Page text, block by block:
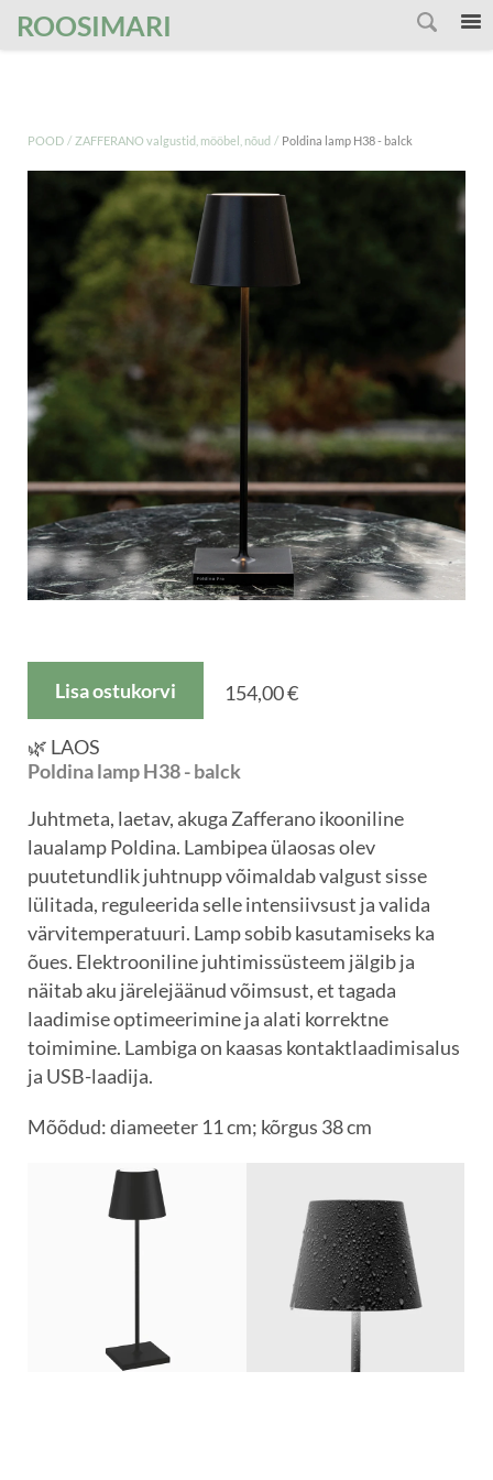
ROOSIMARI
POOD / ZAFFERANO valgustid, mööbel, nõud / Poldina lamp H38 - balck
Lisa ostukorvi 154,00 €
🌿 LAOS
Poldina lamp H38 - balck
Juhtmeta, laetav, akuga Zafferano ikooniline
laualamp Poldina. Lambipea ülaosas olev
puutetundlik juhtnupp võimaldab valgust sisse
lülitada, reguleerida selle intensiivsust ja valida
värvitemperatuuri. Lamp sobib kasutamiseks ka
õues. Elektrooniline juhtimissüsteem jälgib ja
näitab aku järelejäänud võimsust, et tagada
laadimise optimeerimine ja alati korrektne
toimimine. Lambiga on kaasas kontaktlaadimisalus
ja USB-laadija.
Mõõdud: diameeter 11 cm; kõrgus 38 cm